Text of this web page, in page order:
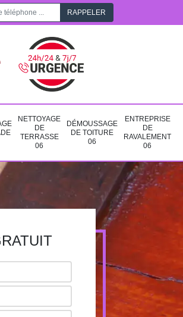
NETTOYAGE
DE
TERRASSE
06
DÉMOUSSAGE
DE TOITURE
06
ENTREPRISE
DE
RAVALEMENT
06